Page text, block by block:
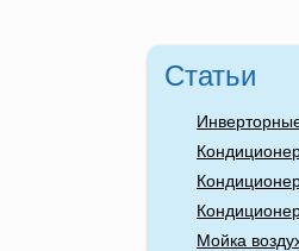
Статьи
Мойка